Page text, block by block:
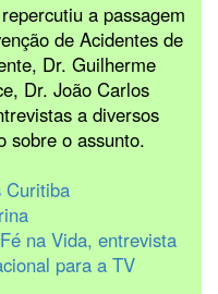
a passagem
de Acidentes de
Dr. Guilherme
Dr. João Carlos
a diversos
sobre o assunto.
Curitiba
na Vida, entrevista
para a TV